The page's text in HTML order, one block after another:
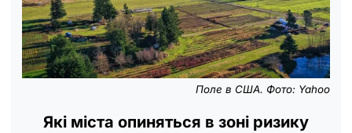
Поле в США. Фото: Yahoo
Які міста опиняться в зоні ризику